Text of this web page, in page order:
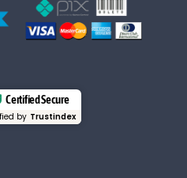
Certified Secure
by Trustindex